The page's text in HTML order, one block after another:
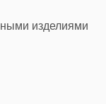
изделиями